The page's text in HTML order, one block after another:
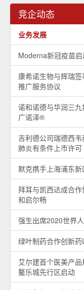
竞企动态
业务发展
Moderna新冠疫苗
康希诺生物与辉瑞
推广服务协议
诺和诺德与华润三
广诺泽®
吉利德公司瑞德西
肺炎有条件上市许可
默克携手上海浦东
拜耳与凯西达成合
和启尔畅
强生出席2020世界
绿叶制药合作创新
艾尔建首个医美产
鳌乐城先行区启动